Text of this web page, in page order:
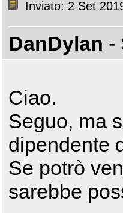
Inviato: 2 Set
DanDylan -
Ciao.
Seguo, ma
dipendente
Se potrò
sarebbe